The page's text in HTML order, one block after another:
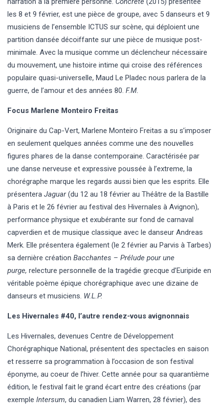
les 8 et 9 février, est une pièce de groupe, avec 5 danseurs et 9
musiciens de l’ensemble ICTUS sur scène, qui déploient une
partition dansée décoiffante sur une pièce de musique post-
minimale. Avec la musique comme un déclencheur nécessaire
du mouvement, une histoire intime qui croise des références
populaire quasi-universelle, Maud Le Pladec nous parlera de la
guerre, de l’amour et des années 80. F.M.
Focus Marlene Monteiro Freitas
Originaire du Cap-Vert, Marlene Monteiro Freitas a su s’imposer
en seulement quelques années comme une des nouvelles
figures phares de la danse contemporaine. Caractérisée par
une danse nerveuse et expressive poussée à l’extreme, la
chorégraphe marque les regards aussi bien que les esprits. Elle
présentera Jaguar(du 12 au 18 février au Théâtre de la Bastille
à Paris et le 26 février au festival des Hivernales à Avignon),
performance physique et exubérante sur fond de carnaval
capverdien et de musique classique avec le danseur Andreas
Merk. Elle présentera également (le 2 février au Parvis à Tarbes)
sa dernière création Bacchantes – Prélude pour une
purge, relecture personnelle de la tragédie grecque d’Euripide en
véritable poème épique chorégraphique avec une dizaine de
danseurs et musiciens. W.L.P.
Les Hivernales #40, l’autre rendez-vous avignonnais
Les Hivernales, devenues Centre de Développement
Chorégraphique National, présentent des spectacles en saison
et resserre sa programmation à l’occasion de son festival
éponyme, au coeur de l’hiver. Cette année pour sa quarantième
édition, le festival fait le grand écart entre des créations (par
exemple Intersum, du canadien Liam Warren, 28 février), des